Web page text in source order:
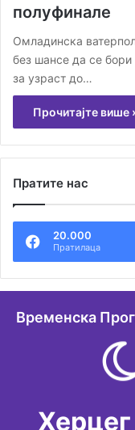
полуфинале
Омладинска
без шансе да се
за узраст до…
Прочитајте више
Пратите нас
20.000
Пратилаца
Временска